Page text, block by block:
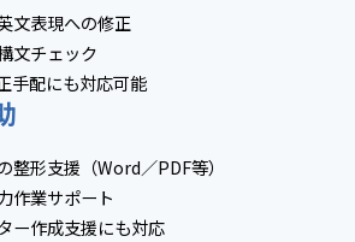
文表現への修正
文チェック
手配にも対応可能
整形支援（Word／PDF等）
作業サポート
ー作成支援にも対応